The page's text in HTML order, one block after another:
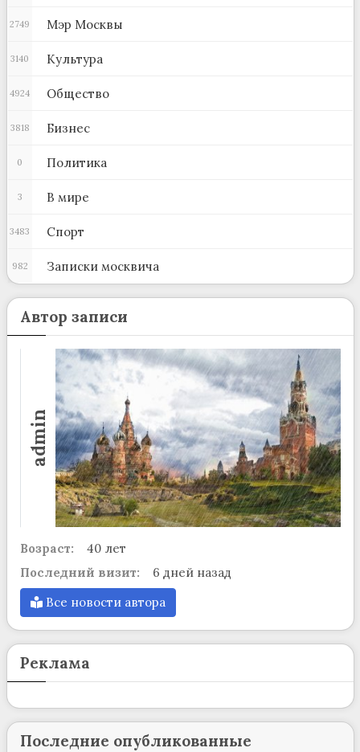
Мэр Москвы
2749
Культура
3140
Общество
4924
Бизнес
3818
Политика
0
В мире
3
Спорт
3483
Записки москвича
982
Автор записи
admin
Возраст:
40 лет
Последний визит:
6 дней назад
Все новости автора
Реклама
Последние опубликованные